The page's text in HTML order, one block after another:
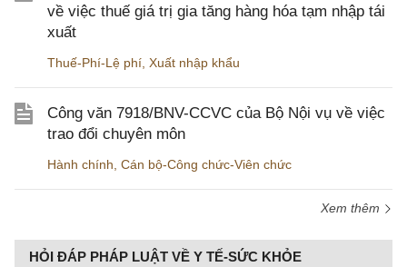
về việc thuế giá trị gia tăng hàng hóa tạm nhập tái
xuất
Thuế-Phí-Lệ phí Xuất nhập khẩu
Công văn 7918/BNV-CCVC của Bộ Nội vụ về việc
trao đổi chuyên môn
Hành chính Cán bộ-Công chức-Viên chức
Xem thêm
HỎI ĐÁP PHÁP LUẬT VỀ Y TẾ-SỨC KHỎE